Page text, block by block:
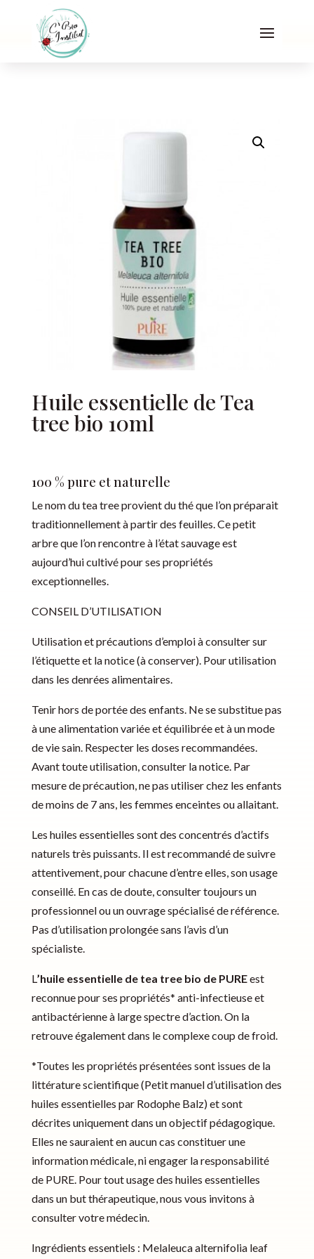
Huile essentielle de Tea
tree bio 10ml
100 % pure et naturelle
Le nom du tea tree provient du thé que l’on préparait
traditionnellement à partir des feuilles. Ce petit
arbre que l’on rencontre à l’état sauvage est
aujourd’hui cultivé pour ses propriétés
exceptionnelles.
CONSEIL D’UTILISATION
Utilisation et précautions d’emploi à consulter sur
l’étiquette et la notice (à conserver). Pour utilisation
dans les denrées alimentaires.
Tenir hors de portée des enfants. Ne se substitue pas
à une alimentation variée et équilibrée et à un mode
de vie sain. Respecter les doses recommandées.
Avant toute utilisation, consulter la notice. Par
mesure de précaution, ne pas utiliser chez les enfants
de moins de 7 ans, les femmes enceintes ou allaitant.
Les huiles essentielles sont des concentrés d’actifs
naturels très puissants. Il est recommandé de suivre
attentivement, pour chacune d’entre elles, son usage
conseillé. En cas de doute, consulter toujours un
professionnel ou un ouvrage spécialisé de référence.
Pas d’utilisation prolongée sans l’avis d’un
spécialiste.
L’huile essentielle de tea tree bio de PUREest
reconnue pour ses propriétés* anti-infectieuse et
antibactérienne à large spectre d’action. On la
retrouve également dans le complexe coup de froid.
*Toutes les propriétés présentées sont issues de la
littérature scientifique (Petit manuel d’utilisation des
huiles essentielles par Rodophe Balz) et sont
décrites uniquement dans un objectif pédagogique.
Elles ne sauraient en aucun cas constituer une
information médicale, ni engager la responsabilité
de PURE. Pour tout usage des huiles essentielles
dans un but thérapeutique, nous vous invitons à
consulter votre médecin.
Ingrédients essentiels : Melaleuca alternifolia leaf